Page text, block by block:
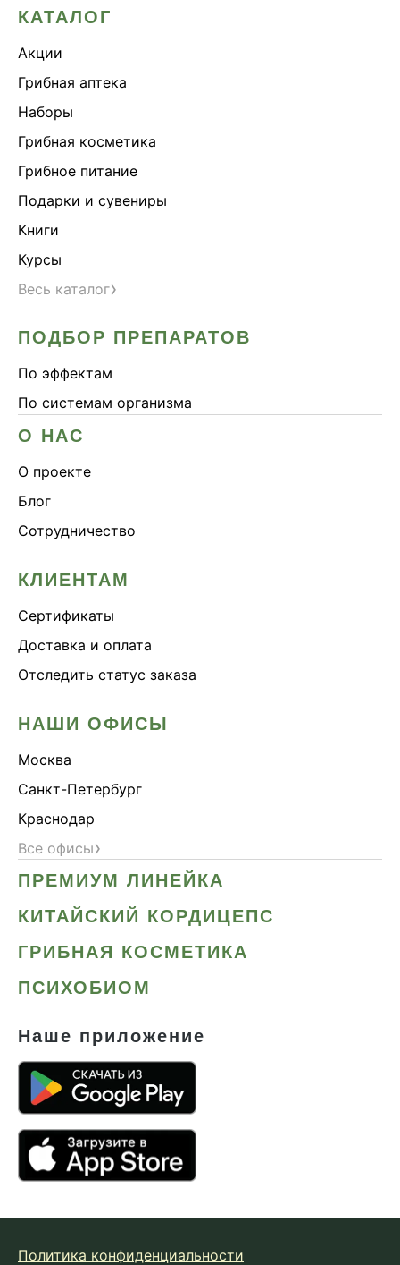
КАТАЛОГ
Акции
Грибная аптека
Наборы
Грибная косметика
Грибное питание
Подарки и сувениры
Книги
Курсы
Весь каталог›
ПОДБОР ПРЕПАРАТОВ
По эффектам
По системам организма
О НАС
О проекте
Блог
Сотрудничество
КЛИЕНТАМ
Сертификаты
Доставка и оплата
Отследить статус заказа
НАШИ ОФИСЫ
Москва
Санкт-Петербург
Краснодар
Все офисы›
ПРЕМИУМ ЛИНЕЙКА
КИТАЙСКИЙ КОРДИЦЕПС
ГРИБНАЯ КОСМЕТИКА
ПСИХОБИОМ
Наше приложение
Политика конфиденциальности